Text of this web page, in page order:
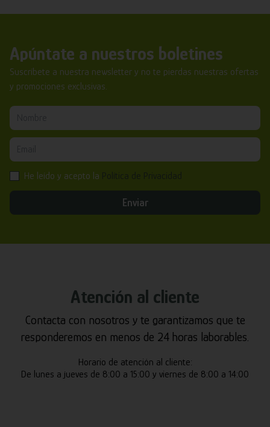
Apúntate a nuestros boletines
Suscríbete a nuestra newsletter y no te pierdas nuestras ofertas
y promociones exclusivas.
He leído y acepto la
Enviar
Atención al cliente
Contacta con nosotros y te garantizamos que te
responderemos en menos de 24 horas laborables.
Horario de atención al cliente:
De lunes a jueves de 8:00 a 15:00 y viernes de 8:00 a 14:00